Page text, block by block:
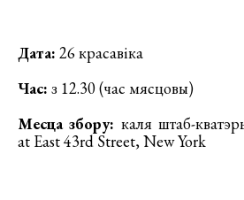
Дата: 26 красавіка
Час: з 12.30 (час мясцовы)
Месца збору: каля штаб-
at East 43rd Street, New York